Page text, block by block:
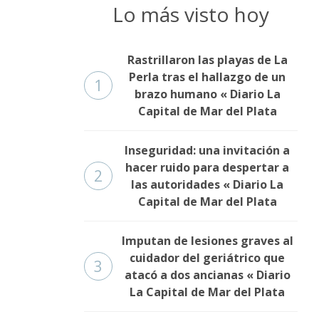
Lo más visto hoy
1
Rastrillaron las playas de La
Perla tras el hallazgo de un
brazo humano « Diario La
Capital de Mar del Plata
2
Inseguridad: una invitación a
hacer ruido para despertar a
las autoridades « Diario La
Capital de Mar del Plata
3
Imputan de lesiones graves al
cuidador del geriátrico que
atacó a dos ancianas « Diario
La Capital de Mar del Plata